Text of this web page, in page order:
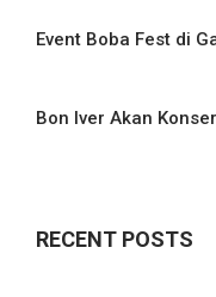
Event Boba Fest di
Bon Iver Akan
RECENT POSTS